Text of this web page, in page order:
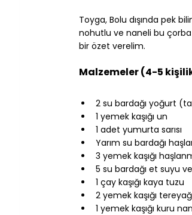
Toyga, Bolu dışında pek
nohutlu ve naneli bu çorba
bir özet verelim.
Malzemeler (4-5
2 su bardağı yoğurt
1 yemek kaşığı un
1 adet yumurta sarısı
Yarım su bardağı
3 yemek kaşığı
5 su bardağı et suyu
1 çay kaşığı kaya tuzu
2 yemek kaşığı
1 yemek kaşığı kuru